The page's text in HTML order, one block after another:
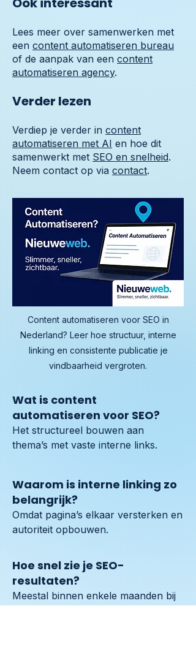
Lees meer over samenwerken met
een content automatiseren bureau
of de aanpak van een content
automatiseren agency.
Verder lezen
Verdiep je verder in content
automatiseren met AI en hoe dit
samenwerkt met SEO en snelheid.
Neem contact op via contact.
Content automatiseren voor SEO in
Nederland? Leer hoe structuur, interne
linking en consistente publicatie je
vindbaarheid vergroten.
Wat is content
automatiseren voor SEO?
Het structureel bouwen aan
thema’s met vaste interne links.
Waarom is interne linking zo
belangrijk?
Omdat pagina’s elkaar versterken en
autoriteit opbouwen.
Hoe snel zie je SEO-
resultaten?
Meestal binnen enkele maanden bij